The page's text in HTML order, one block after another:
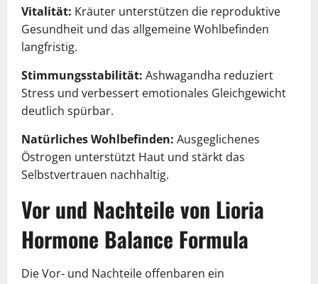
Vitalität: Kräuter unterstützen die reproduktive
Gesundheit und das allgemeine Wohlbefinden
langfristig.
Stimmungsstabilität: Ashwagandha reduziert
Stress und verbessert emotionales Gleichgewicht
deutlich spürbar.
Natürliches Wohlbefinden: Ausgeglichenes
Östrogen unterstützt Haut und stärkt das
Selbstvertrauen nachhaltig.
Vor und Nachteile von Lioria
Hormone Balance Formula
Die Vor- und Nachteile offenbaren ein